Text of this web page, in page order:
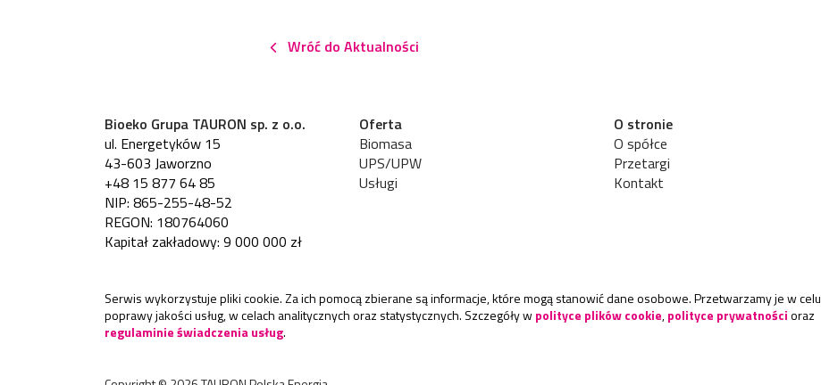
Wróć do Aktualności
Bioeko Grupa TAURON sp. z o.o.
ul. Energetyków 15
43-603 Jaworzno
+48 15 877 64 85
NIP: 865-255-48-52
REGON: 180764060
Kapitał zakładowy: 9 000 000 zł
Oferta
Biomasa
UPS/UPW
Usługi
O stronie
O spółce
Przetargi
Kontakt
Serwis wykorzystuje pliki cookie. Za ich pomocą zbierane są informacje, które mogą stanowić dane osobowe. Przetwarzamy je w celu
poprawy jakości usług, w celach analitycznych oraz statystycznych. Szczegóły wpolityce plików cookie,polityce prywatnościoraz
regulaminie świadczenia usług.